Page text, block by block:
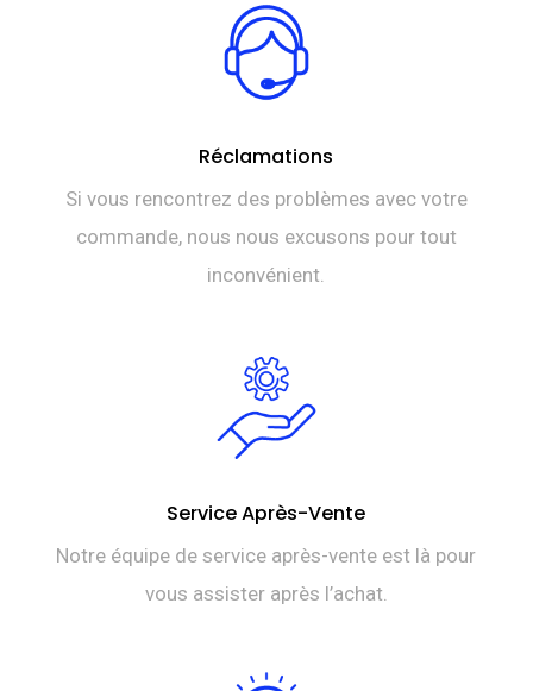
Réclamations
Si vous rencontrez des problèmes avec votre
commande, nous nous excusons pour tout
inconvénient.
Service Après-Vente
Notre équipe de service après-vente est là pour
vous assister après l’achat.